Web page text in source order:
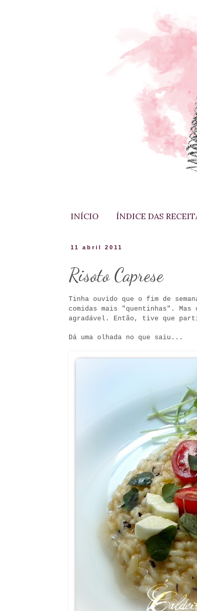
INÍCIO ÍNDICE DAS
11 abril 2011
Risoto Caprese
Tinha ouvido que o fim de
comidas mais "quentinhas".
agradável. Então, tive que
Dá uma olhada no que saiu...